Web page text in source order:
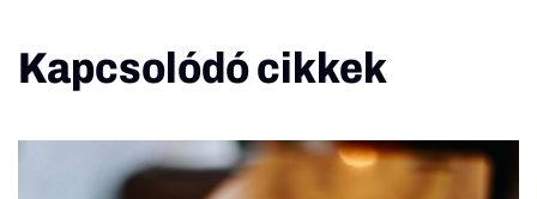
Kapcsolódó cikkek